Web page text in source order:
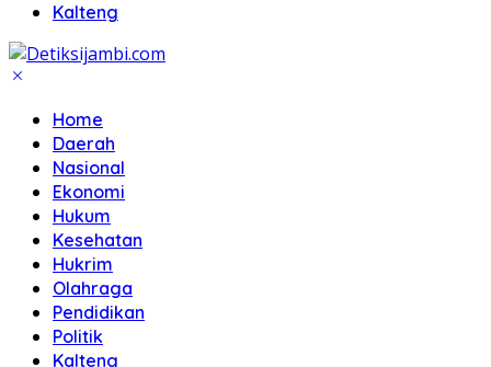
Kalteng
Home
Daerah
Nasional
Ekonomi
Hukum
Kesehatan
Hukrim
Olahraga
Pendidikan
Politik
Kalteng